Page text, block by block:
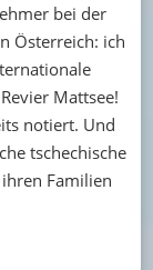
bei der
Österreich: ich
Mattsee!
notiert. Und
tschechische
Familien